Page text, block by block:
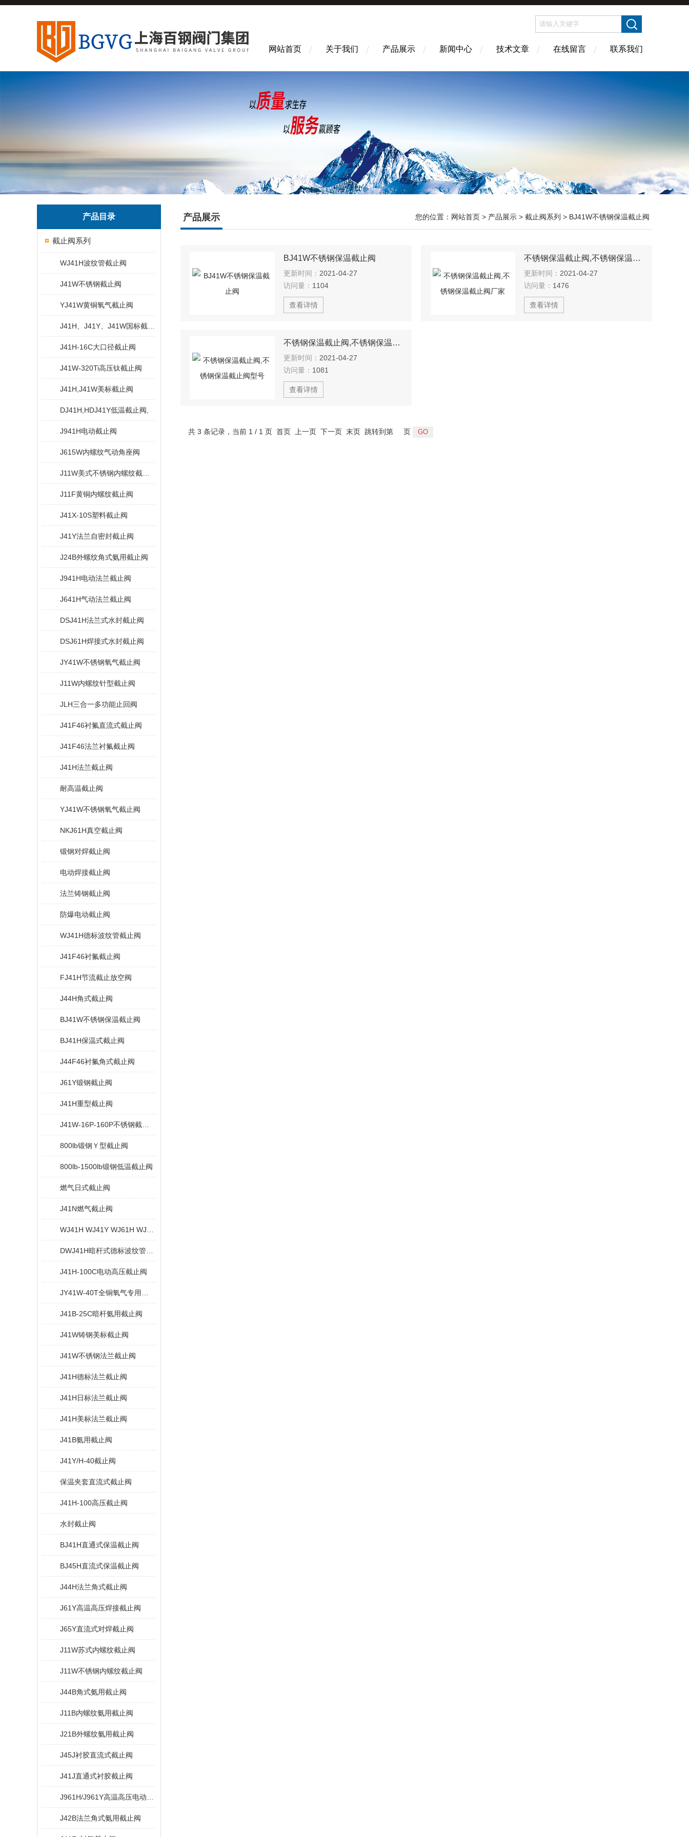
网站首页 关于我们 产品展示 新闻中心 技术文章 在线留言 联系我们
产品目录
截止阀系列
WJ41H波纹管截止阀
J41W不锈钢截止阀
YJ41W黄铜氧气截止阀
J41H-16C大口径截止阀
J41W-320Ti高压钛截止阀
J41H,J41W美标截止阀
DJ41H,HDJ41Y低温截止阀,
J941H电动截止阀
J615W内螺纹气动角座阀
J11F黄铜内螺纹截止阀
J41X-10S塑料截止阀
J41Y法兰自密封截止阀
J24B外螺纹角式氨用截止阀
J941H电动法兰截止阀
J641H气动法兰截止阀
DSJ41H法兰式水封截止阀
DSJ61H焊接式水封截止阀
JY41W不锈钢氧气截止阀
J11W内螺纹针型截止阀
JLH三合一多功能止回阀
J41F46衬氟直流式截止阀
J41F46法兰衬氟截止阀
J41H法兰截止阀
耐高温截止阀
YJ41W不锈钢氧气截止阀
NKJ61H真空截止阀
锻钢对焊截止阀
电动焊接截止阀
法兰铸钢截止阀
防爆电动截止阀
WJ41H德标波纹管截止阀
J41F46衬氟截止阀
FJ41H节流截止放空阀
J44H角式截止阀
BJ41W不锈钢保温截止阀
BJ41H保温式截止阀
J44F46衬氟角式截止阀
J61Y锻钢截止阀
J41H重型截止阀
800lb锻钢Ｙ型截止阀
800lb-1500lb锻钢低温截止阀
燃气日式截止阀
J41N燃气截止阀
J41H-100C电动高压截止阀
J41B-25C暗杆氨用截止阀
J41W铸钢美标截止阀
J41W不锈钢法兰截止阀
J41H德标法兰截止阀
J41H日标法兰截止阀
J41H美标法兰截止阀
J41B氨用截止阀
J41Y/H-40截止阀
保温夹套直流式截止阀
J41H-100高压截止阀
水封截止阀
BJ41H直通式保温截止阀
BJ45H直流式保温截止阀
J44H法兰角式截止阀
J61Y高温高压焊接截止阀
J65Y直流式对焊截止阀
J11W苏式内螺纹截止阀
J11W不锈钢内螺纹截止阀
J44B角式氨用截止阀
J11B内螺纹氨用截止阀
J21B外螺纹氨用截止阀
J45J衬胶直流式截止阀
J41J直通式衬胶截止阀
J42B法兰角式氨用截止阀
产品展示 您的位置： 网站首页 > 产品展示 > 截止阀系列 > BJ41W不锈钢保温截止阀
BJ41W不锈钢保温截止阀
更新时间： 2021-04-27
访问量： 1104
查看详情
不锈钢保温截止阀,不锈钢保温截止阀厂家
更新时间： 2021-04-27
访问量： 1476
查看详情
不锈钢保温截止阀,不锈钢保温截止阀型号
更新时间： 2021-04-27
访问量： 1081
查看详情
共 3 条记录，当前 1 / 1 页 首页 上一页 下一页 末页 跳转到第 页